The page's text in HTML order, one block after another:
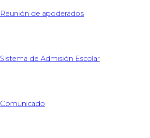
Reunión de apoderados
Sistema de Admisión Escolar
Comunicado